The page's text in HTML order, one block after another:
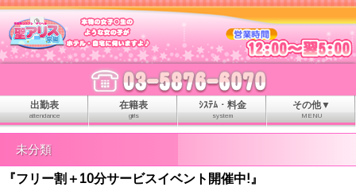
出勤表
attendance
在籍表
girls
ｼｽﾃﾑ・料金
system
その他▼
MENU
未分類
『フリー割＋10分サービスイベント開催中!』